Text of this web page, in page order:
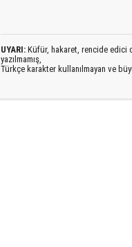
UYARI: Küfür, hakaret, rencide edici
yazılmamış,
Türkçe karakter kullanılmayan ve